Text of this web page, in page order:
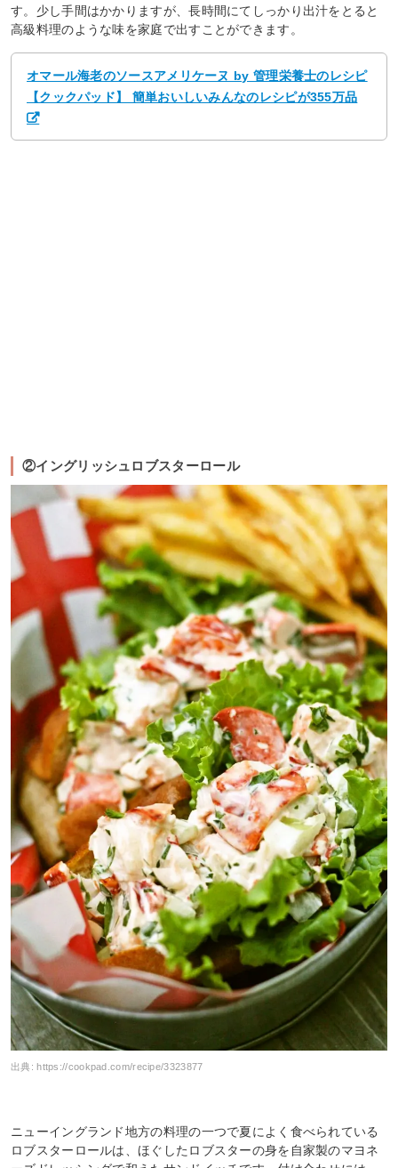
す。少し手間はかかりますが、長時間にてしっかり出汁をとると
高級料理のような味を家庭で出すことができます。
オマール海老のソースアメリケーヌ by 管理栄養士のレシピ
【クックパッド】 簡単おいしいみんなのレシピが355万品
②イングリッシュロブスターロール
出典: https://cookpad.com/recipe/3323877
ニューイングランド地方の料理の一つで夏によく食べられている
ロブスターロールは、ほぐしたロブスターの身を自家製のマヨネ